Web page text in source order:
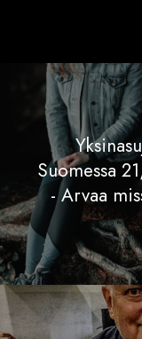
Suomessa
- Arvaa